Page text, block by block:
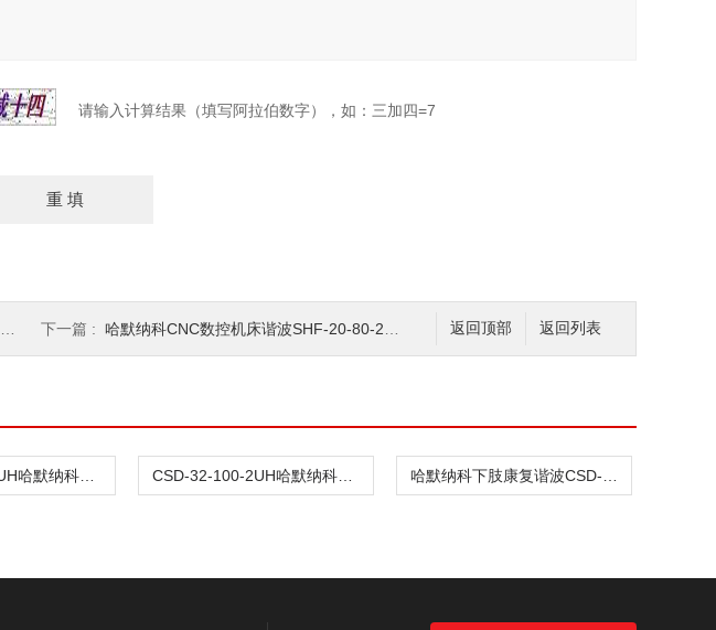
请输入计算结果（填写阿拉伯数字），如：三加四=7
返回列表
返回顶部
下一篇 : 哈默纳科CNC数控机床谐波SHF-20-80-2UH-LW